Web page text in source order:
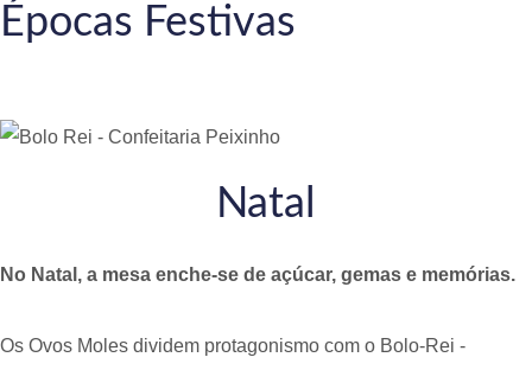
Épocas Festivas
Natal
No Natal, a mesa enche-se de açúcar, gemas e memórias.
Os Ovos Moles dividem protagonismo com o Bolo-Rei -